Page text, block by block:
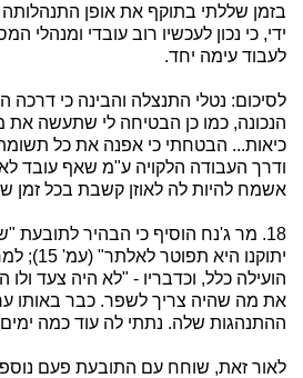
בזמן שללתי בתוקף את אופן התנהלותה
ידי, כי נכון לעכשיו רוב עובדי ומנהלי
לעבוד עימה יחד.
לסיכום: נטלי התנצלה והבינה כי דרכה
הנכונה, כמו כן הבטיחה לי שתעשה את
כיאות... הבטחתי כי אפנה את כל תשומת
ודרך העבודה הלקויה ע"מ שאף עובד לא
אשמח להיות לה לאוזן קשבת בכל זמן
18. מר ג'נח הוסיף כי הבהיר
יתוקנו
הועילה כלל, וכדבריו - "לא היה צעד ולו
את מה שהיה צריך לשפר. כבר באותו
ההתנהגות שלה. נתתי לה עוד כמה ימים